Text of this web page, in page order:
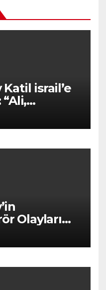
israil’e
Olayları